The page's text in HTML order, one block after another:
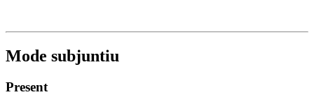
Mode subjuntiu
Present